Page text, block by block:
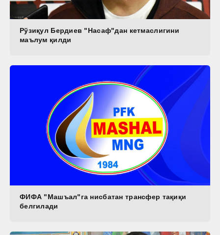
Рўзиқул Бердиев "Насаф"дан кетмаслигини
маълум қилди
ФИФА "Машъал"га нисбатан трансфер тақиқи
белгилади